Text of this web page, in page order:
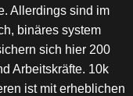
Allerdings sind im
binäres system
sich hier 200
Arbeitskräfte. 10k
ist mit erheblichen